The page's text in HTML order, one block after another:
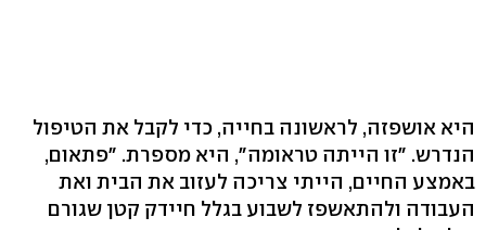
היא אושפזה, לראשונה בחייה, כדי לקבל את הטיפול
הנדרש. "זו הייתה טראומה‭,"‬ היא מספרת. "פתאום,
באמצע החיים, הייתי צריכה לעזוב את הבית ואת
העבודה ולהתאשפז לשבוע בגלל חיידק קטן שגורם